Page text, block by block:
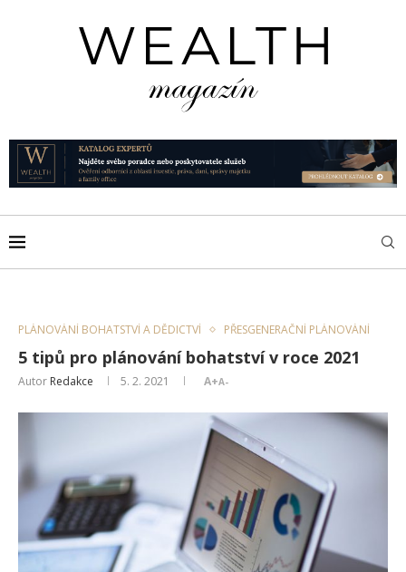
PLÁNOVÁNÍ BOHATSTVÍ A DĚDICTVÍ PŘESGENERAČNÍ PLÁNOVÁNÍ
5 tipů pro plánování bohatství v roce 2021
Autor Redakce 5. 2. 2021 A+A-